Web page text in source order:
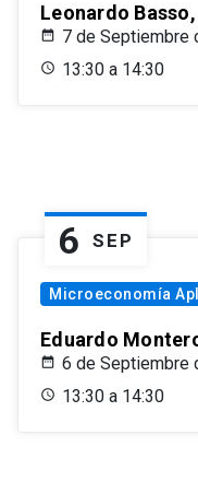
Leonardo
7 de Septiembre
13:30 a 14:30
6 SEP
Microeconomía
Eduardo
6 de Septiembre
13:30 a 14:30